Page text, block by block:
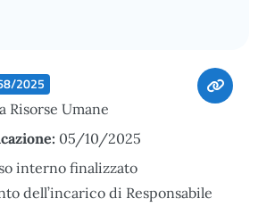
2025
Risorse Umane
05/10/2025
interno finalizzato
dell’incarico di Responsabile